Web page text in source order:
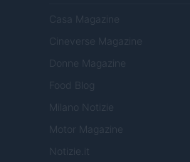
Casa Magazine
Cineverse Magazine
Donne Magazine
Food Blog
Milano Notizie
Motor Magazine
Notizie.it